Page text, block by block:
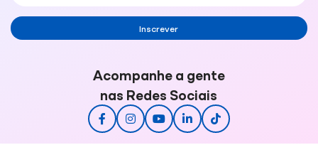
Inscrever
Acompanhe a gente
nas Redes Sociais